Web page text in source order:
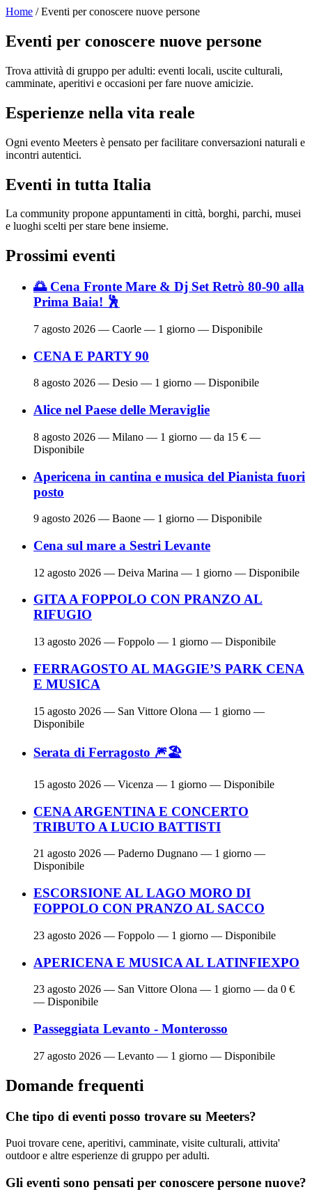
Home / Eventi per conoscere nuove persone
Eventi per conoscere nuove persone
Trova attività di gruppo per adulti: eventi locali, uscite culturali,
camminate, aperitivi e occasioni per fare nuove amicizie.
Esperienze nella vita reale
Ogni evento Meeters è pensato per facilitare conversazioni naturali e
incontri autentici.
Eventi in tutta Italia
La community propone appuntamenti in città, borghi, parchi, musei
e luoghi scelti per stare bene insieme.
Prossimi eventi
🌅 Cena Fronte Mare & Dj Set Retrò 80-90 alla
Prima Baia! 🕺
7 agosto 2026 — Caorle — 1 giorno — Disponibile
CENA E PARTY 90
8 agosto 2026 — Desio — 1 giorno — Disponibile
Alice nel Paese delle Meraviglie
8 agosto 2026 — Milano — 1 giorno — da 15 € —
Disponibile
Apericena in cantina e musica del Pianista fuori
posto
9 agosto 2026 — Baone — 1 giorno — Disponibile
Cena sul mare a Sestri Levante
12 agosto 2026 — Deiva Marina — 1 giorno — Disponibile
GITA A FOPPOLO CON PRANZO AL
RIFUGIO
13 agosto 2026 — Foppolo — 1 giorno — Disponibile
FERRAGOSTO AL MAGGIE’S PARK CENA
E MUSICA
15 agosto 2026 — San Vittore Olona — 1 giorno —
Disponibile
Serata di Ferragosto 🎆🏖
15 agosto 2026 — Vicenza — 1 giorno — Disponibile
CENA ARGENTINA E CONCERTO
TRIBUTO A LUCIO BATTISTI
21 agosto 2026 — Paderno Dugnano — 1 giorno —
Disponibile
ESCORSIONE AL LAGO MORO DI
FOPPOLO CON PRANZO AL SACCO
23 agosto 2026 — Foppolo — 1 giorno — Disponibile
APERICENA E MUSICA AL LATINFIEXPO
23 agosto 2026 — San Vittore Olona — 1 giorno — da 0 €
— Disponibile
Passeggiata Levanto - Monterosso
27 agosto 2026 — Levanto — 1 giorno — Disponibile
Domande frequenti
Che tipo di eventi posso trovare su Meeters?
Puoi trovare cene, aperitivi, camminate, visite culturali, attivita'
outdoor e altre esperienze di gruppo per adulti.
Gli eventi sono pensati per conoscere persone nuove?